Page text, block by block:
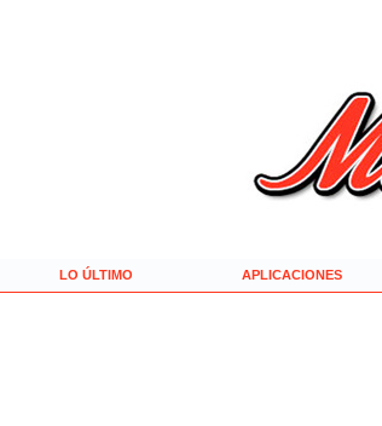
LO ÚLTIMO APLICACIONES